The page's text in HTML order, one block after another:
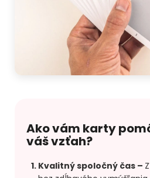
Ako vám karty
váš vzťah?
Kvalitný spoločný čas –